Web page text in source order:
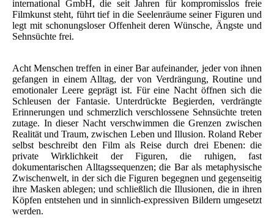
international GmbH, die seit Jahren für kompromisslos freie
Filmkunst steht, führt tief in die Seelenräume seiner Figuren und
legt mit schonungsloser Offenheit deren Wünsche, Ängste und
Sehnsüchte frei.
Acht Menschen treffen in einer Bar aufeinander, jeder von ihnen
gefangen in einem Alltag, der von Verdrängung, Routine und
emotionaler Leere geprägt ist. Für eine Nacht öffnen sich die
Schleusen der Fantasie. Unterdrückte Begierden, verdrängte
Erinnerungen und schmerzlich verschlossene Sehnsüchte treten
zutage. In dieser Nacht verschwimmen die Grenzen zwischen
Realität und Traum, zwischen Leben und Illusion. Roland Reber
selbst beschreibt den Film als Reise durch drei Ebenen: die
private Wirklichkeit der Figuren, die ruhigen, fast
dokumentarischen Alltagssequenzen; die Bar als metaphysische
Zwischenwelt, in der sich die Figuren begegnen und gegenseitig
ihre Masken ablegen; und schließlich die Illusionen, die in ihren
Köpfen entstehen und in sinnlich-expressiven Bildern umgesetzt
werden.